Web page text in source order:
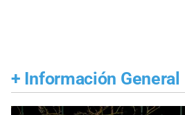
+ Información General